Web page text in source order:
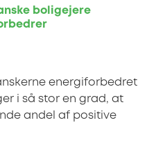
boligejere
energiforbedret
i så stor en grad, at
andel af positive